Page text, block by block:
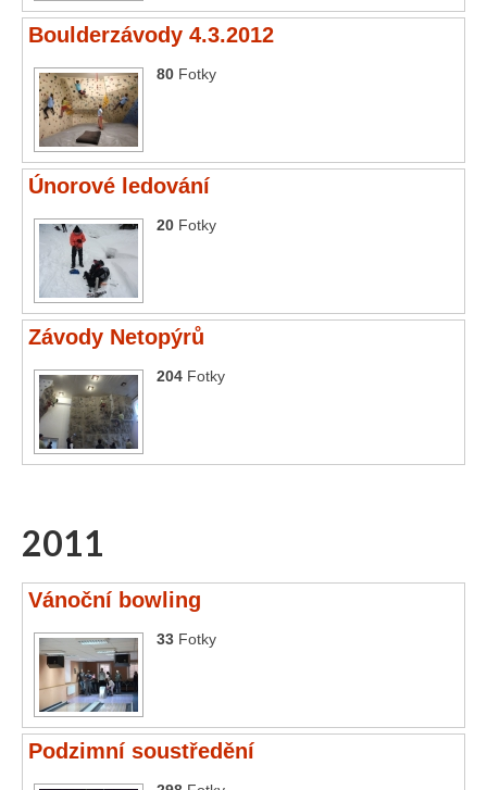
Boulderzávody 4.3.2012
80 Fotky
Únorové ledování
20 Fotky
Závody Netopýrů
204 Fotky
2011
Vánoční bowling
33 Fotky
Podzimní soustředění